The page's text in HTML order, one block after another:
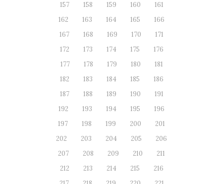
157
158 159 160
161
162
163 164 165
166
167
168 169 170
171
172
173 174 175
176
177
178 179 180
181
182
183 184 185
186
187
188 189 190
191
192
193 194 195
196
197
198 199 200
201
202
203 204 205
206
207
208 209 210
211
212
213 214 215
216